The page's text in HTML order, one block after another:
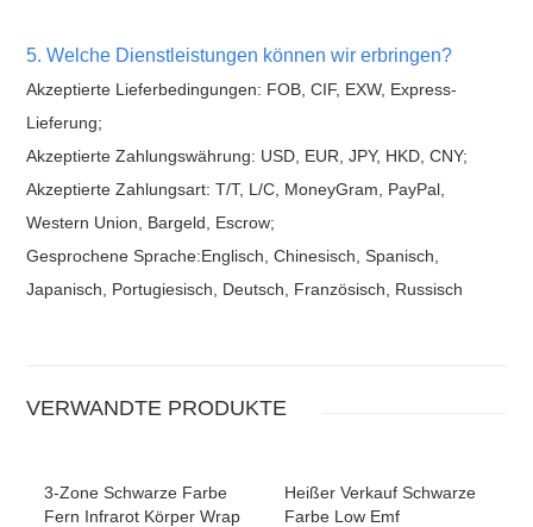
5. Welche Dienstleistungen können wir erbringen?
Akzeptierte Lieferbedingungen: FOB, CIF, EXW, Express-
Lieferung;
Akzeptierte Zahlungswährung: USD, EUR, JPY, HKD, CNY;
Akzeptierte Zahlungsart: T/T, L/C, MoneyGram, PayPal,
Western Union, Bargeld, Escrow;
Gesprochene Sprache:Englisch, Chinesisch, Spanisch,
Japanisch, Portugiesisch, Deutsch, Französisch, Russisch
VERWANDTE PRODUKTE
3-Zone Schwarze Farbe
Fern Infrarot Körper Wrap
Heißer Verkauf Schwarze
Farbe Low Emf